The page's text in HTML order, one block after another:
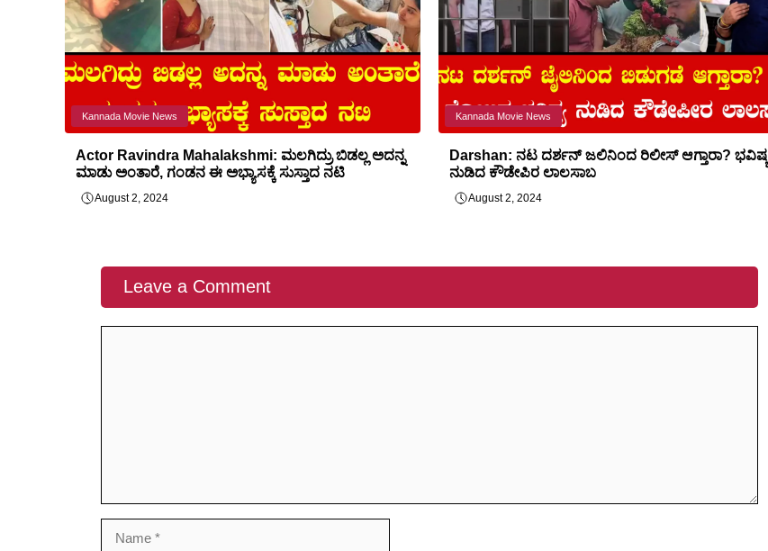
Kannada Movie News
Actor Ravindra Mahalakshmi: ಮಲಗಿದ್ರು ಬಿಡಲ್ಲ ಅದನ್ನ
ಮಾಡು ಅಂತಾರೆ, ಗಂಡನ ಈ ಅಭ್ಯಾಸಕ್ಕೆ ಸುಸ್ತಾದ ನಟಿ
August 2, 2024
Kannada Movie News
Darshan: ನಟ ದರ್ಶನ್ ಜಲಿನಿಂದ ರಿಲೀಸ್ ಆಗ್ತಾರಾ? ಭವಿಷ್ಯ
ನುಡಿದ ಕೌಡೇಪಿರ ಲಾಲಸಾಬ
August 2, 2024
Leave a Comment